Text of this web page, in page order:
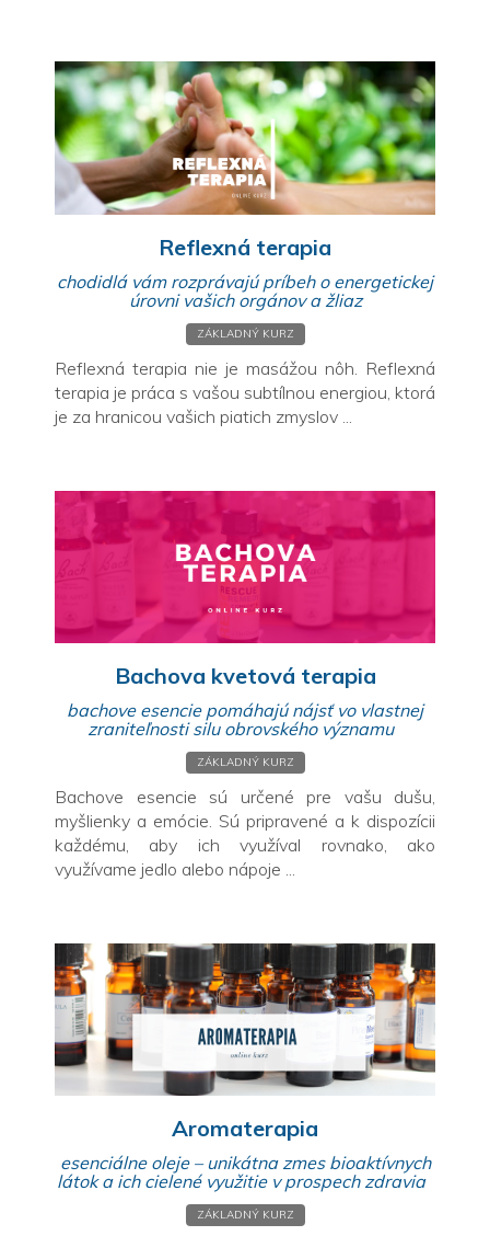
Reflexná terapia
chodidlá vám rozprávajú príbeh o energetickej
úrovni vašich orgánov a žliaz
ZÁKLADNÝ KURZ
Reflexná terapia nie je masážou nôh. Reflexná
terapia je práca s vašou subtílnou energiou, ktorá
je za hranicou vašich piatich zmyslov ...
Bachova kvetová terapia
bachove esencie pomáhajú nájsť vo vlastnej
zraniteľnosti silu obrovského významu
ZÁKLADNÝ KURZ
Bachove esencie sú určené pre vašu dušu,
myšlienky a emócie. Sú pripravené a k dispozícii
každému, aby ich využíval rovnako, ako
využívame jedlo alebo nápoje ...
Aromaterapia
esenciálne oleje – unikátna zmes bioaktívnych
látok a ich cielené využitie v prospech zdravia
ZÁKLADNÝ KURZ